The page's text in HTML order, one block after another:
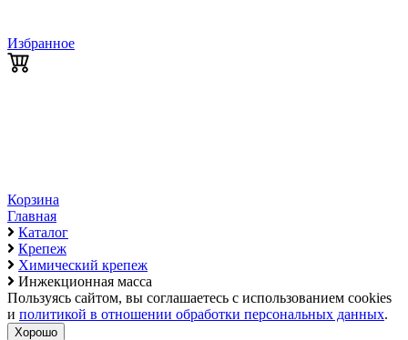
Избранное
Корзина
Главная
Каталог
Крепеж
Химический крепеж
Инжекционная масса
Пользуясь сайтом, вы соглашаетесь с использованием cookies
и политикой в отношении обработки персональных данных.
Хорошо